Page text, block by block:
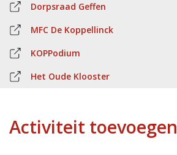
Dorpsraad Geffen
MFC De Koppellinck
KOPPodium
Het Oude Klooster
Activiteit toevoegen